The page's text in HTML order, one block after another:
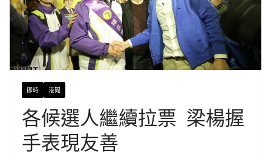
即時 港聞
各候選人繼續拉票 梁楊握
手表現友善